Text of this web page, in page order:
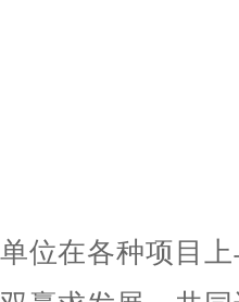
位在各种项目